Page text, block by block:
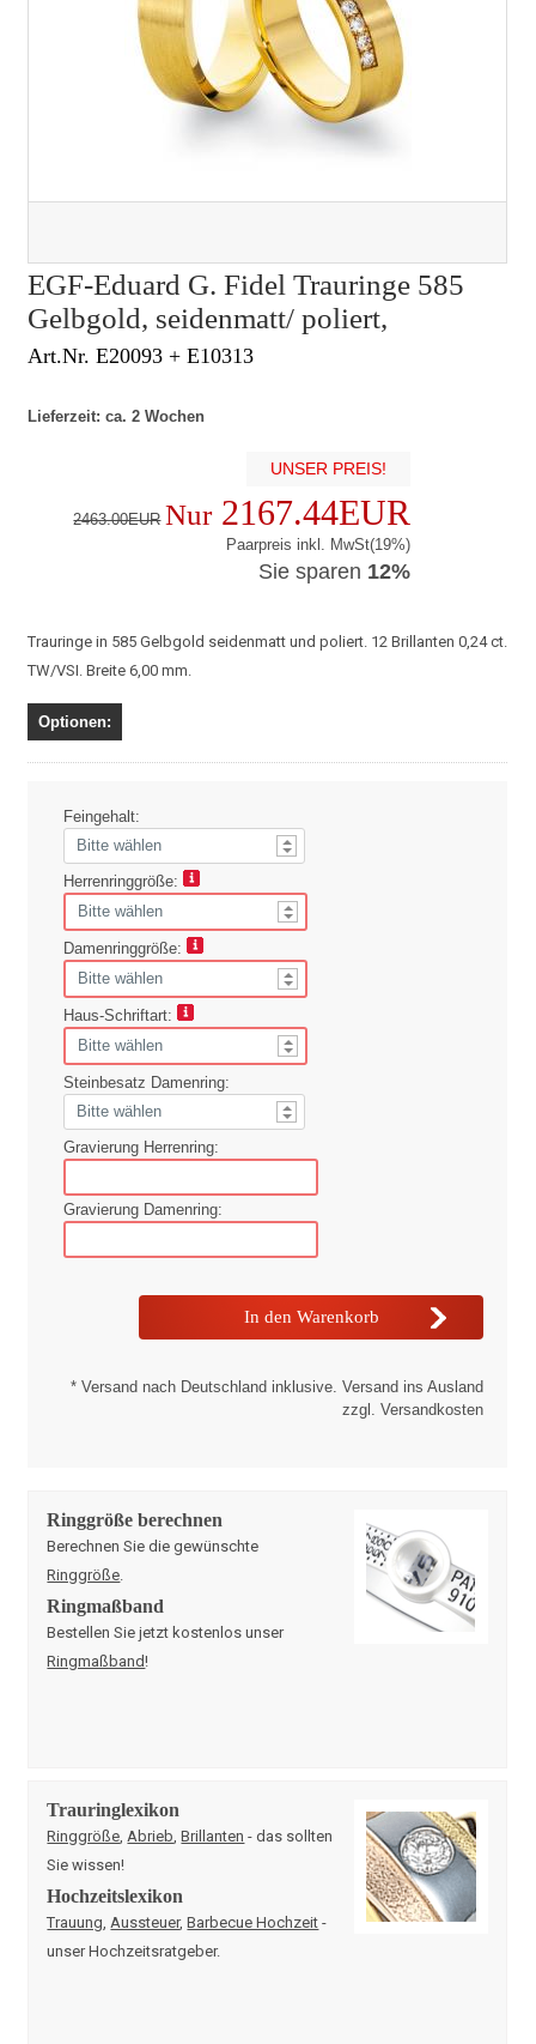
EGF-Eduard G. Fidel Trauringe 585
Gelbgold, seidenmatt/ poliert,
Art.Nr. E20093 + E10313
Lieferzeit: ca. 2 Wochen
UNSER PREIS!
2463.00EUR Nur2167.44EUR
Paarpreis inkl. MwSt(19%)
Sie sparen 12%
Trauringe in 585 Gelbgold seidenmatt und poliert. 12 Brillanten 0,24 ct.
TW/VSI. Breite 6,00 mm.
Optionen:
Feingehalt:
Herrenringgröße:
Damenringgröße:
Haus-Schriftart:
Steinbesatz Damenring:
Gravierung Herrenring:
Gravierung Damenring:
* Versand nach Deutschland inklusive. Versand ins Ausland
zzgl. Versandkosten
Ringgröße berechnen
Berechnen Sie die gewünschte
Ringgröße.
Ringmaßband
Bestellen Sie jetzt kostenlos unser
Ringmaßband!
Trauringlexikon
Ringgröße,Abrieb,Brillanten - das sollten
Sie wissen!
Hochzeitslexikon
Trauung,Aussteuer,Barbecue Hochzeit -
unser Hochzeitsratgeber.